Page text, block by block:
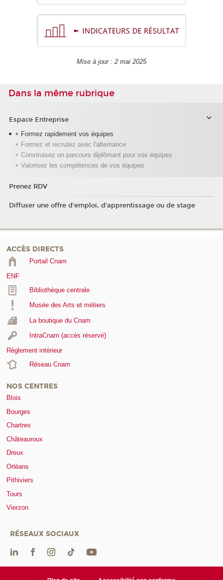
Mise à jour : 2 mai 2025
Dans la même rubrique
Espace Entreprise
+ Formez rapidement vos équipes
+ Formez et recrutez avec l'alternance
+ Construisez un parcours diplômant pour vos équipes
+ Valorisez les compétences de vos équipes
Prenez RDV
Diffuser une offre d'emploi, d'apprentissage ou de stage
ACCÈS DIRECTS
Portail Cnam
ENF
Bibliothèque centrale
Musée des Arts et métiers
La boutique du Cnam
IntraCnam (accès réservé)
Règlement intérieur
Réseau Cnam
NOS CENTRES
Blois
Bourges
Chartres
Châteauroux
Dreux
Orléans
Pithiviers
Tours
Vierzon
RÉSEAUX SOCIAUX